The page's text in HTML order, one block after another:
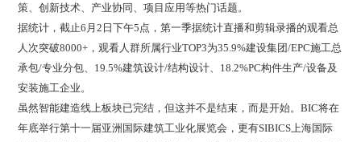
策、创新技术、产业协同、项目应用等热门话题。
据统计，截止6月2日下午5点，第一季据统计直播和剪辑录播的观看总
人次突破8000+，观看人群所属行业TOP3为35.9%建设集团/EPC施工总
承包/专业分包、19.5%建筑设计/结构设计、18.2%PC构件生产/设备及
安装施工企业。
虽然智能建造线上板块已完结，但这并不是结束，而是开始。BIC将在
年底举行第十一届亚洲国际建筑工业化展览会，更有SIBICS上海国际